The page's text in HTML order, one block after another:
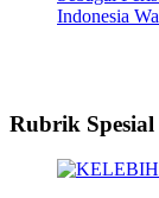
Indonesia
Rubrik Spesial